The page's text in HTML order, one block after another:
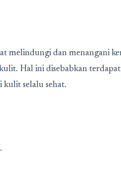
melindungi dan menangani
Hal ini disebabkan
selalu sehat.